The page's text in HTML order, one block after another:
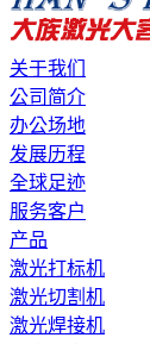
关于我们
公司简介
办公场地
发展历程
全球足迹
服务客户
产品
激光打标机
激光切割机
激光焊接机